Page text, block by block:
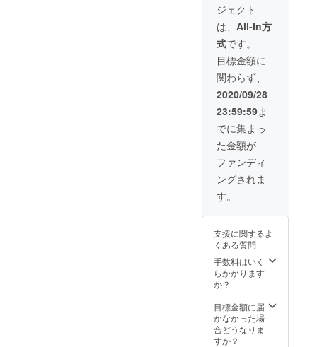
ジェクト
は、 All-In方
式です。
目標金額に
関わらず、
2020/09/28
23:59:59ま
でに集まっ
た金額が
ファンディ
ングされま
す。
支援に関するよ
くある質問
手数料はいく
らかかります
か？
目標金額に届
かなかった場
合どうなりま
すか？